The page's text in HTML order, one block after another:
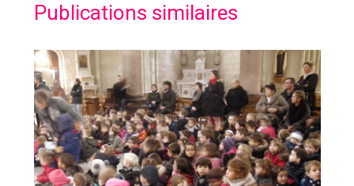
Publications similaires